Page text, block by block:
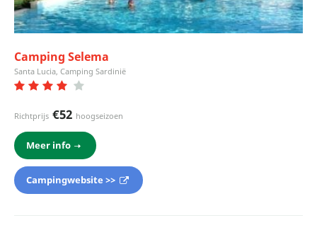
Camping Selema
Santa Lucia, Camping Sardinië
Richtprijs €52 hoogseizoen
Meer info
Campingwebsite >>